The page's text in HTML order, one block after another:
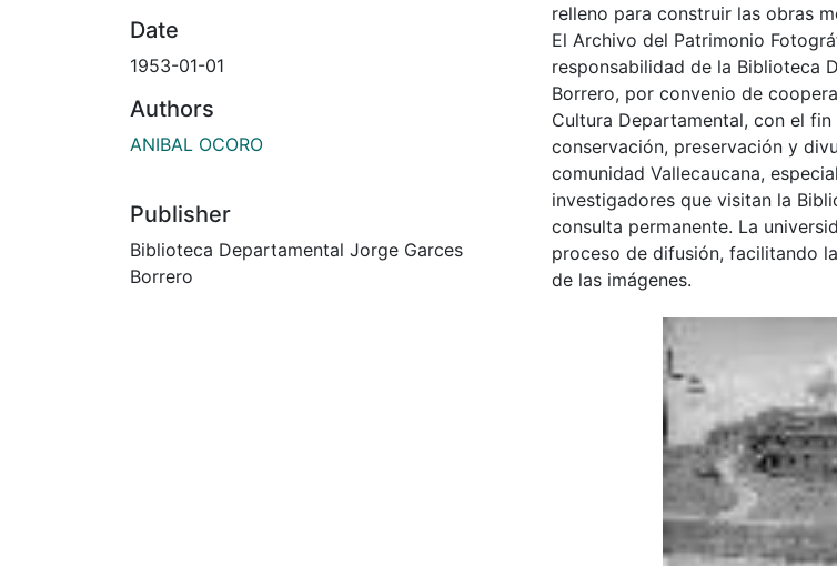
Date
1953-01-01
Authors
ANIBAL OCORO
Publisher
Biblioteca Departamental Jorge Garces
Borrero
relleno para construir las obras
El Archivo del Patrimonio
responsabilidad de la Biblioteca
Borrero, por convenio de
Cultura Departamental, con el
conservación, preservación y
comunidad Vallecaucana,
investigadores que visitan la
consulta permanente. La
proceso de difusión, facilitando
de las imágenes.